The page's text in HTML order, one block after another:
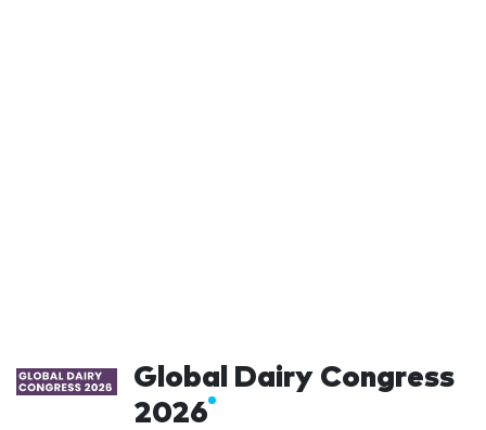
Global Dairy Congress
2026